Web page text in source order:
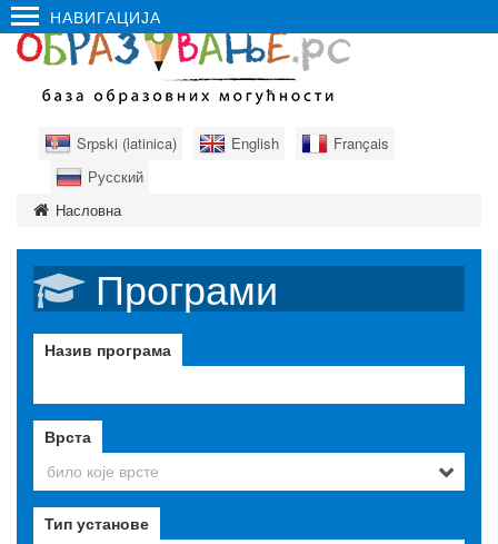
НАВИГАЦИЈА
Srpski (latinica) English
Français
Русский
Насловна
Програми
Назив програма
Врста
било које врсте
Тип установе